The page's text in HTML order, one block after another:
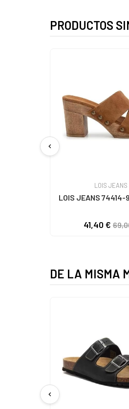
PRODUCTOS
chevron_left
LOIS JEANS
LOIS JEANS 74414-
41,40 €
DE LA MISMA
chevron_left